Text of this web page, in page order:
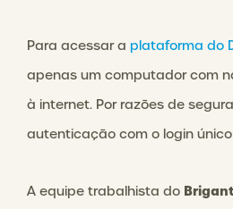
Para acessar a plataforma do
apenas um computador com
à internet. Por razões de
autenticação com o login
A equipe trabalhista do